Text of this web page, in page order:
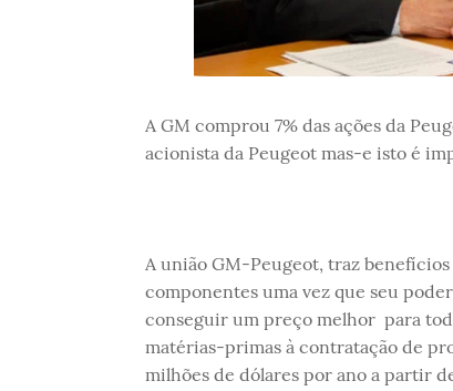
A GM comprou 7% das ações da
acionista da Peugeot mas-e isto é
A união GM-Peugeot, traz
componentes uma vez que seu
conseguir um preço melhor para
matérias-primas à contratação de
milhões de dólares por ano a partir